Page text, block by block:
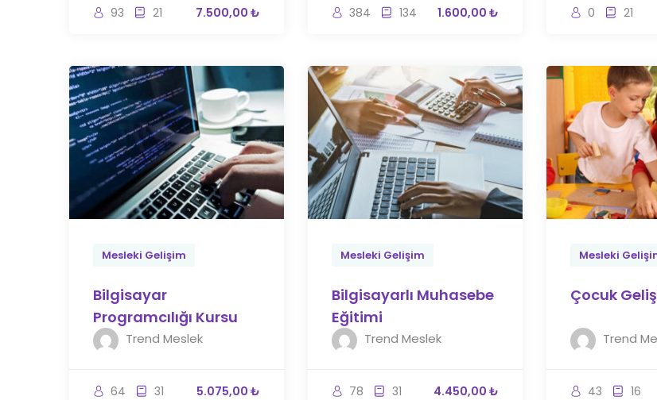
93 21 7.500,00 ₺ 384 134 1.600,00 ₺ 0 21
Mesleki Gelişim
Bilgisayar
Programcılığı Kursu
Trend Meslek
64 31 5.075,00 ₺
Mesleki Gelişim
Bilgisayarlı Muhasebe
Eğitimi
Trend Meslek
78 31 4.450,00 ₺
Mesleki
Çocuk
Trend
43 16